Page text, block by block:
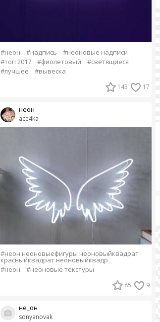
#неон #надпись
#неоновые надписи
#топ 2017
#фиолетовый
#светящиеся
#лучшее
#вывеска
143 17
ace4ka
неон
#неон неоновыефигуры неоновыйквадрат
красныйквадрат неоновыйквадр
#неон
#неоновые текстуры
85 9
sonyanovak
не_он